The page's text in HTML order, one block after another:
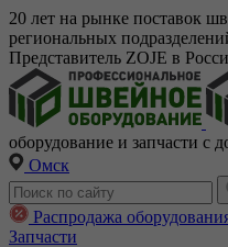
20 лет на рынке поставок
региональных
Представитель ZOJE в
оборудование и запчасти с
Омск
Распродажа
Запчасти